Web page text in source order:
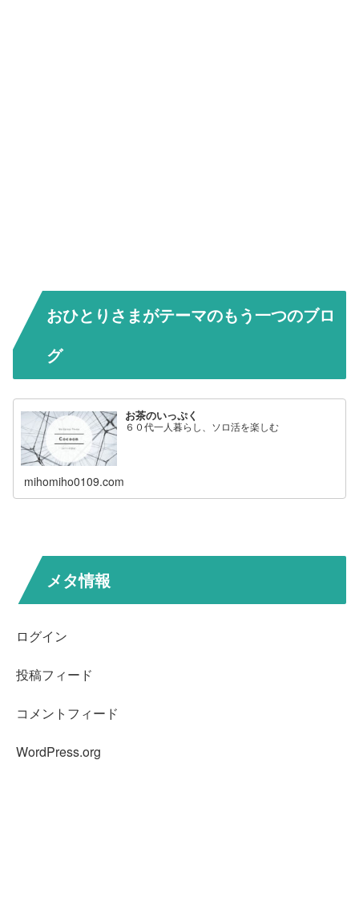
おひとりさまがテーマのもう一つのブロ
グ
お茶のいっぷく
６０代一人暮らし、ソロ活を楽しむ
mihomiho0109.com
メタ情報
ログイン
投稿フィード
コメントフィード
WordPress.org